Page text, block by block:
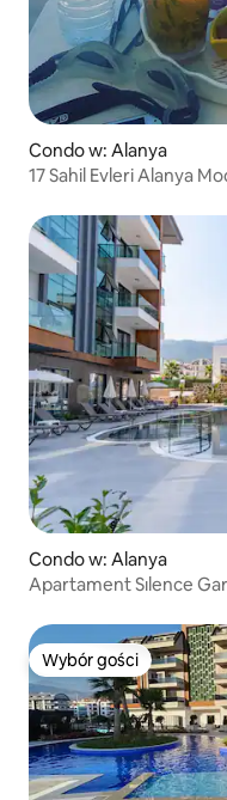
Condo w: Alanya
17 Sahil Evleri Alanya
Condo w: Alanya
Apartament Sılence
Wybór gości
Wybór gości